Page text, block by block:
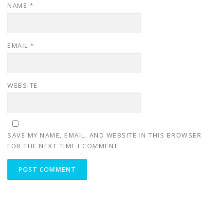
NAME *
EMAIL *
WEBSITE
SAVE MY NAME, EMAIL, AND WEBSITE IN THIS BROWSER
FOR THE NEXT TIME I COMMENT.